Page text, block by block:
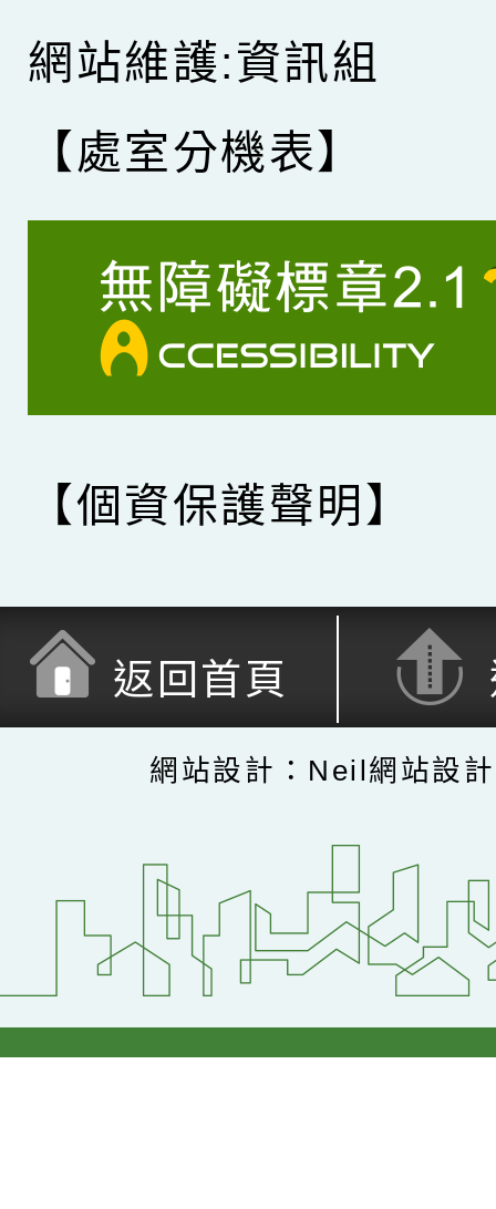
網站維護:資訊組
【處室分機表】
【個資保護聲明】
返回首頁
網站設計：Neil網站設